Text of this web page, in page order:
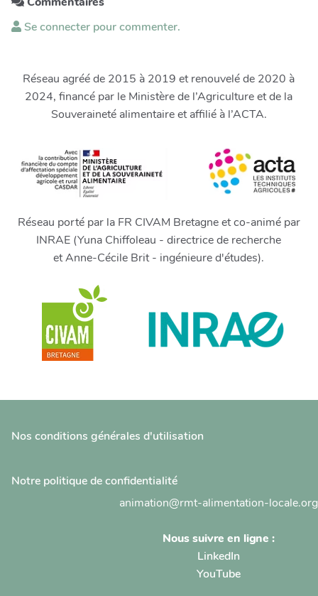
Se connecter pour commenter.
Réseau agréé de 2015 à 2019 et renouvelé de 2020 à
2024, financé par le Ministère de l’Agriculture et de la
Souveraineté alimentaire et affilié à l’ACTA.
Réseau porté par la FR CIVAM Bretagne et co-animé par
INRAE (Yuna Chiffoleau - directrice de recherche
et Anne-Cécile Brit - ingénieure d'études).
Nos conditions générales d'utilisation
Notre politique de confidentialité
animation@rmt-alimentation-locale.org
Nous suivre en ligne :
LinkedIn
YouTube